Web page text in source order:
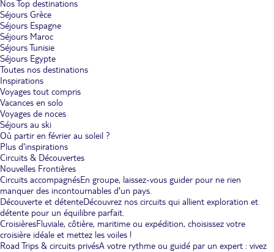
Nos Top destinations
Séjours Grèce
Séjours Espagne
Séjours Maroc
Séjours Tunisie
Séjours Egypte
Toutes nos destinations
Inspirations
Voyages tout compris
Vacances en solo
Voyages de noces
Séjours au ski
Où partir en février au soleil ?
Plus d'inspirations
Circuits & Découvertes
Nouvelles Frontières
Circuits accompagnésEn groupe, laissez-vous guider pour ne rien
manquer des incontournables d'un pays.
Découverte et détenteDécouvrez nos circuits qui allient exploration et
détente pour un équilibre parfait.
CroisièresFluviale, côtière, maritime ou expédition, choisissez votre
croisière idéale et mettez les voiles !
Road Trips & circuits privésA votre rythme ou guidé par un expert : vivez